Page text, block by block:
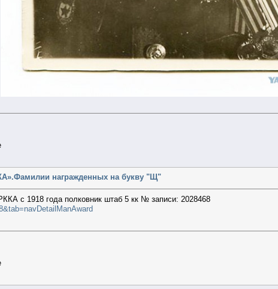
награжденных на букву "Щ"
с 1918 года полковник штаб 5 кк № записи: 2028468